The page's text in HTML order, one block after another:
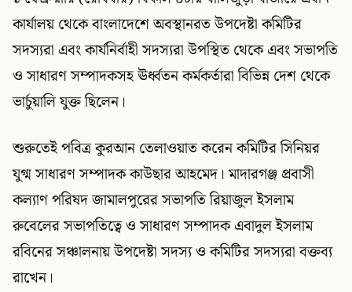
কার্যালয় থেকে বাংলাদেশে অবস্থানরত উপদেষ্টা কমিটির
সদস্যরা এবং কার্যনির্বাহী সদস্যরা উপস্থিত থেকে এবং সভাপতি
ও সাধারণ সম্পাদকসহ ঊর্ধ্বতন কর্মকর্তারা বিভিন্ন দেশ থেকে
ভার্চুয়ালি যুক্ত ছিলেন।
শুরুতেই পবিত্র কুরআন তেলাওয়াত করেন কমিটির সিনিয়র
যুগ্ম সাধারণ সম্পাদক কাউছার আহমেদ। মাদারগঞ্জ প্রবাসী
কল্যাণ পরিষদ জামালপুরের সভাপতি রিয়াজুল ইসলাম
রুবেলের সভাপতিত্বে ও সাধারণ সম্পাদক এবাদুল ইসলাম
রবিনের সঞ্চালনায় উপদেষ্টা সদস্য ও কমিটির সদস্যরা বক্তব্য
রাখেন।